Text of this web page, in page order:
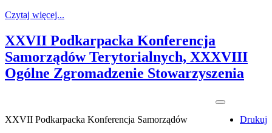
Czytaj więcej...
XXVII Podkarpacka Konferencja
Samorządów Terytorialnych, XXXVIII
Ogólne Zgromadzenie Stowarzyszenia
Drukuj
XXVII Podkarpacka Konferencja Samorządów